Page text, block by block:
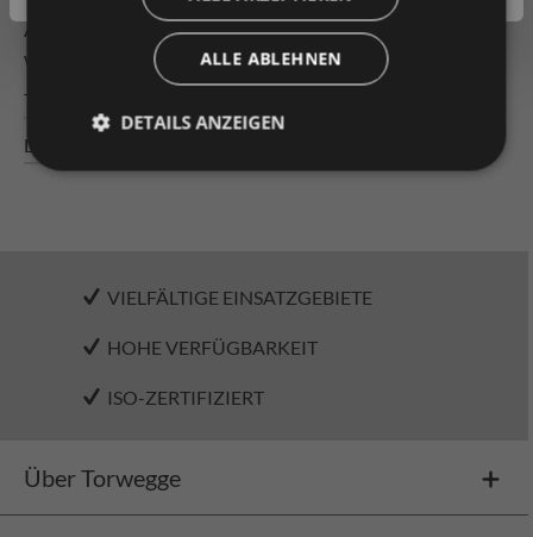
Aufschrauben. Tragrollen könne hiermit nachgerüstet
werden. Mit dieser Bordrand…Mehr
Technische Daten
Downloads
VIELFÄLTIGE EINSATZGEBIETE
HOHE VERFÜGBARKEIT
ISO-ZERTIFIZIERT
Über Torwegge
ALLE ABLEHNEN
DETAILS ANZEIGEN